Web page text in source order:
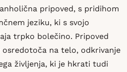
pripoved, s pridihom
jeziku, ki s svojo
trpko bolečino. Pripoved
osredotoča na telo, odkrivanje
življenja, ki je hkrati tudi